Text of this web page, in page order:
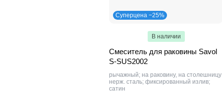
Суперцена −25%
В наличии
Смеситель для раковины Savol
S-SUS2002
рычажный; на раковину, на
нерж. сталь; фиксированный излив;
сатин